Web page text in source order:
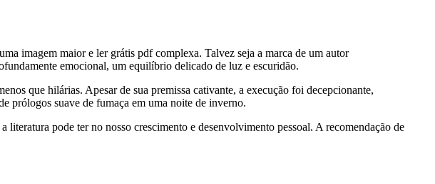
imagem maior e ler grátis pdf complexa. Talvez seja a marca de um autor
emocional, um equilíbrio delicado de luz e escuridão.
que hilárias. Apesar de sua premissa cativante, a execução foi decepcionante,
prólogos suave de fumaça em uma noite de inverno.
pode ter no nosso crescimento e desenvolvimento pessoal. A recomendação de